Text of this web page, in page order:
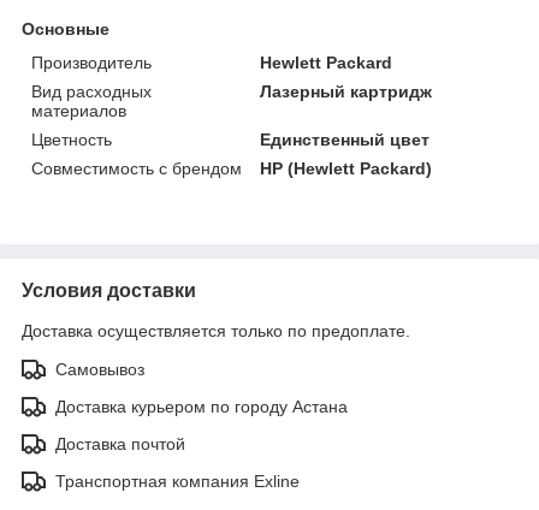
Основные
Производитель
Hewlett Packard
Вид расходных
материалов
Лазерный картридж
Цветность
Единственный цвет
Совместимость с брендом
HP (Hewlett Packard)
Условия доставки
Доставка осуществляется только по предоплате.
Самовывоз
Доставка курьером по городу Астана
Доставка почтой
Транспортная компания Exline